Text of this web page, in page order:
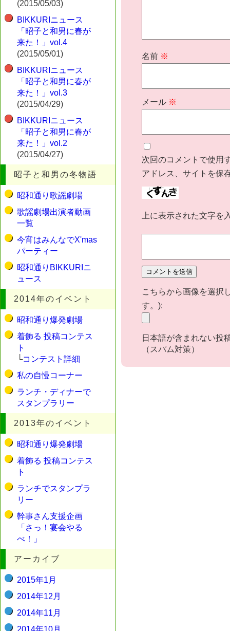
(2015/05/03)
BIKKURIニュース
「昭子と和男に春が
来た！」vol.4
(2015/05/01)
BIKKURIニュース
「昭子と和男に春が
来た！」vol.3
(2015/04/29)
BIKKURIニュース
「昭子と和男に春が
来た！」vol.2
(2015/04/27)
昭子と和男の冬物語
昭和通り歌謡劇場
歌謡劇場出演者動画
一覧
今宵はみんなでX'mas
パーティー
昭和通りBIKKURIニ
ュース
2014年のイベント
昭和通り爆発劇場
着飾る 投稿コンテス
ト
└コンテスト詳細
私の自慢コーナー
ランチ・ディナーで
スタンプラリー
2013年のイベント
昭和通り爆発劇場
着飾る 投稿コンテス
ト
ランチでスタンプラ
リー
幹事さん支援企画
「さっ！宴会やる
べ！」
アーカイブ
2015年1月
2014年12月
2014年11月
2014年10月
名前 ※
メール ※
次回のコメントで使用
アドレス、サイトを保
上に表示された文字を
こちらから画像を選択
す。):
日本語が含まれない投
（スパム対策）